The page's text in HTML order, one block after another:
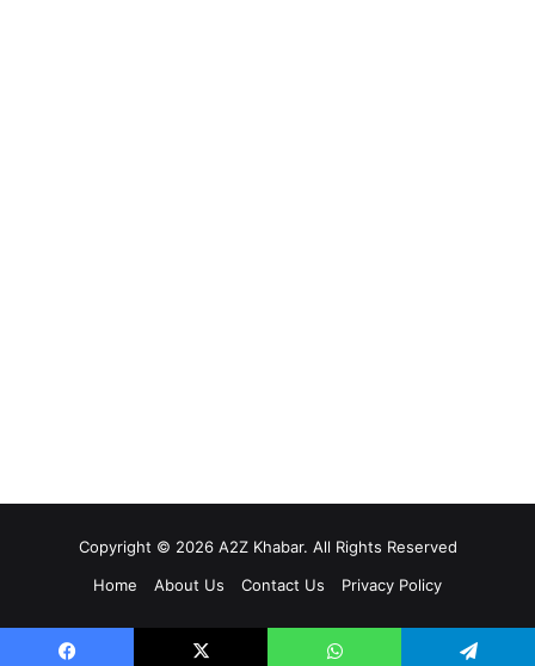
Copyright © 2026 A2Z Khabar. All Rights Reserved
Home
About Us Contact Us Privacy Policy